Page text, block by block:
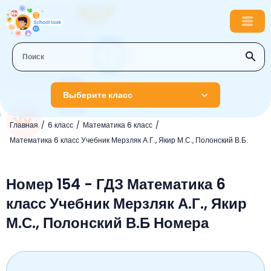
Выберите класс
Главная 6 класс
Математика 6 класс
Математика 6 класс Учебник Мерзляк А.Г., Якир М.С., Полонский В.Б.
1 класс
Русский язык
Литературное чтение
Окружающий мир
Математика
Математика
Английский язык
Информатика
Литературное чтение
3 класс
Музыка
Окружающий мир
4 класс
Номер 154 - ГДЗ Математика 6
класс Учебник Мерзляк А.Г., Якир
М.С., Полонский В.Б Номера